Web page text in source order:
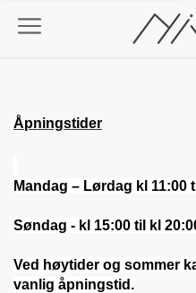
Åpningstider
Mandag – Lørdag kl 11:00
Søndag - kl 15:00 til kl
Ved høytider og sommer
vanlig åpningstid.